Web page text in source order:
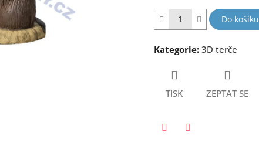
Do košíku
Kategorie: 3D terče
TISK ZEPTAT SE